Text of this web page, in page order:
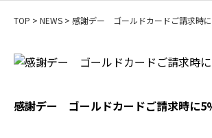
TOP > NEWS > 感謝デー ゴールドカードご請求時
感謝デー ゴールドカードご請求時に